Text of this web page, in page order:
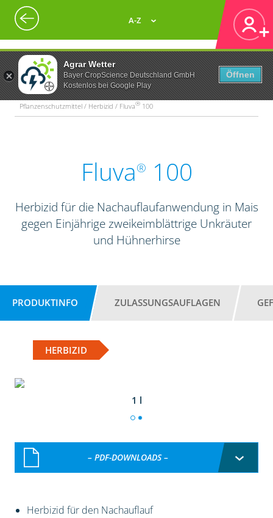
Agrar Wetter
Bayer CropScience Deutschland GmbH
Kostenlos bei Google Play
Öffnen
A-Z
Pflanzenschutzmittel / Herbizid / Fluva® 100
Fluva® 100
Herbizid für die Nachauflaufanwendung in Mais
gegen Einjährige zweikeimblättrige Unkräuter
und Hühnerhirse
PRODUKTINFO ZULASSUNGSAUFLAGEN
HERBIZID
1 l
– PDF-DOWNLOADS –
Herbizid für den Nachauflauf